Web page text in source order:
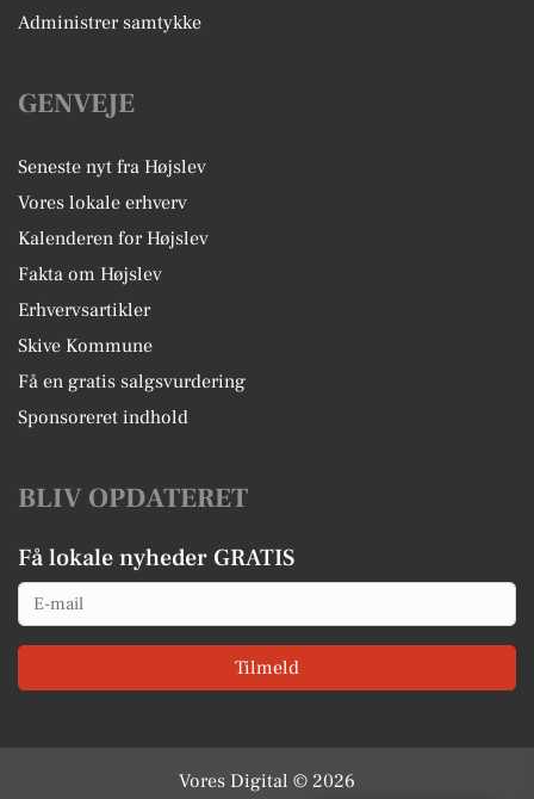
Administrer samtykke
GENVEJE
Seneste nyt fra Højslev
Vores lokale erhverv
Kalenderen for Højslev
Fakta om Højslev
Erhvervsartikler
Skive Kommune
Få en gratis salgsvurdering
Sponsoreret indhold
BLIV OPDATERET
Få lokale nyheder GRATIS
Email
Tilmeld
Vores Digital © 2026